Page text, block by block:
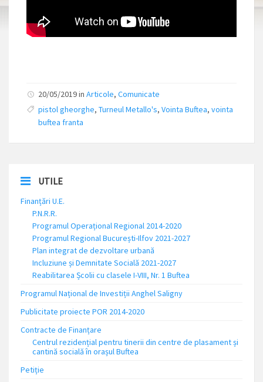
20/05/2019 in Articole, Comunicate
pistol gheorghe, Turneul Metallo's, Vointa Buftea, vointa
buftea franta
UTILE
Finanțări U.E.
P.N.R.R.
Programul Operațional Regional 2014-2020
Programul Regional București-Ilfov 2021-2027
Plan integrat de dezvoltare urbană
Incluziune și Demnitate Socială 2021-2027
Reabilitarea Școlii cu clasele I-VIII, Nr. 1 Buftea
Programul Național de Investiții Anghel Saligny
Publicitate proiecte POR 2014-2020
Contracte de Finanțare
Centrul rezidențial pentru tinerii din centre de plasament și
cantină socială în orașul Buftea
Petiție